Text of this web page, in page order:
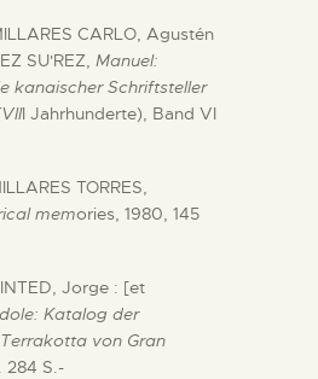
CARLO, Agustén
SU'REZ, Manuel:
kanaischer Schriftsteller
I Jahrhunderte), Band VI
TORRES,
memories, 1980, 145
Jorge : [et
Katalog der
von Gran
284 S.-